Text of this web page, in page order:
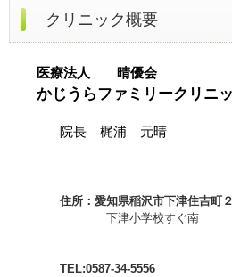
クリニック概要
医療法人 晴優会
かじうらファミリークリニ
院長 梶浦 元晴
住所：愛知県稲沢市下津住吉町
下津小学校すぐ南
TEL:0587-34-5556